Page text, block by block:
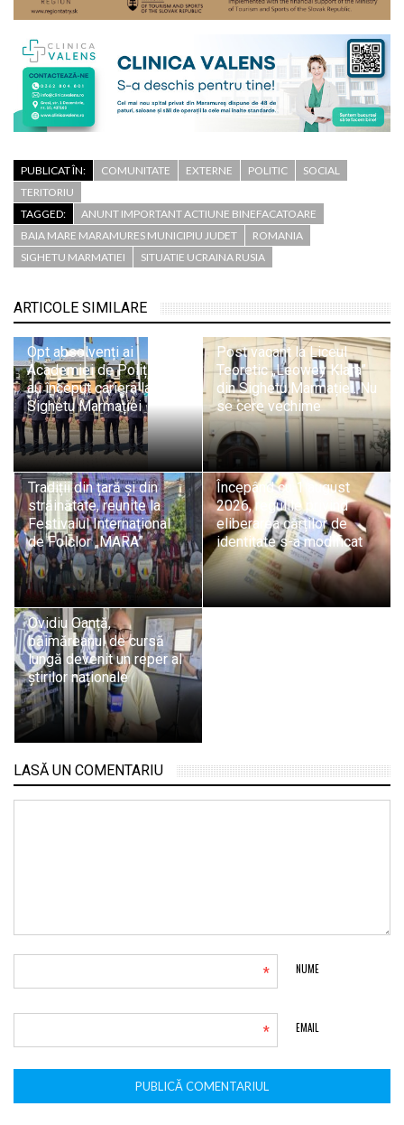
PUBLICAT ÎN: COMUNITATE EXTERNE POLITIC
SOCIAL
TERITORIU
TAGGED:
ANUNT IMPORTANT ACTIUNE BINEFACATOARE
BAIA MARE MARAMURES MUNICIPIU JUDET
ROMANIA
SIGHETU MARMATIEI
SITUATIE UCRAINA RUSIA
ARTICOLE SIMILARE
Opt absolvenți ai
Academiei de Poliție și-
au început cariera la ITPF
Sighetu Marmației
Post vacant la Liceul
Teoretic „Leowey Klara”
din Sighetu Marmației. Nu
se cere vechime
Tradiții din țară și din
străinătate, reunite la
Festivalul Internațional
de Folclor „MARA”
Începând cu 1 august
2026, regulile privind
eliberarea cărților de
identitate s-a modificat
Ovidiu Oanță,
băimăreanul de cursă
lungă devenit un reper al
știrilor naționale
LASĂ UN COMENTARIU
NUME
*
EMAIL
*